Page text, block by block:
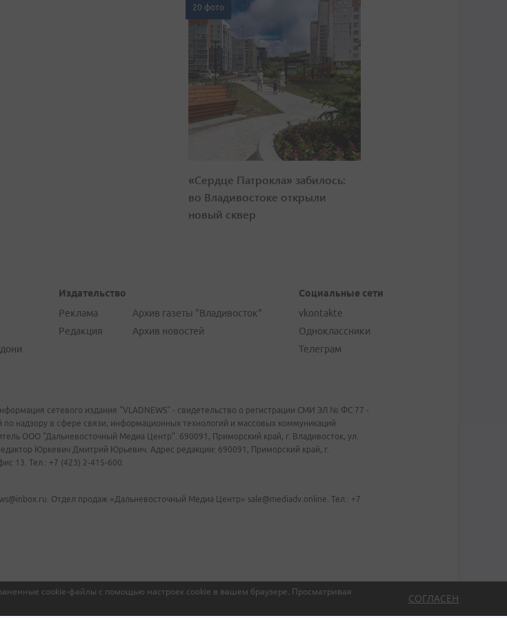
cookie-файлы с помощью настроек cookie в вашем браузере. Просматривая
СОГЛАСЕН
20 фото
«Сердце Патрокла» забилось:
во Владивостоке открыли
новый сквер
Издательство
Реклама
Редакция
Архив газеты "Владивосток"
Архив новостей
Социальные сети
vkontakte
Одноклассники
Телеграм
сетевого издания "VLADNEWS" - свидетельство о регистрации СМИ ЭЛ № ФС 77 -
надзору в сфере связи, информационных технологий и массовых коммуникаций
ООО "Дальневосточный Медиа Центр". 690091, Приморский край, г. Владивосток, ул.
Юркевич Дмитрий Юрьевич. Адрес редакции: 690091, Приморский край, г.
13. Тел.: +7 (423) 2-415-600.
Отдел продаж «Дальневосточный Медиа Центр» sale@mediadv.online. Тел.: +7